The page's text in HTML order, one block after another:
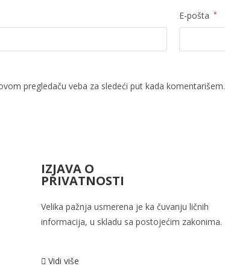
E-pošta *
pregledaču veba za sledeći put kada komentarišem.
IZJAVA O
PRIVATNOSTI
Velika pažnja usmerena je ka čuvanju ličnih
informacija, u skladu sa postojećim zakonima.
Vidi više